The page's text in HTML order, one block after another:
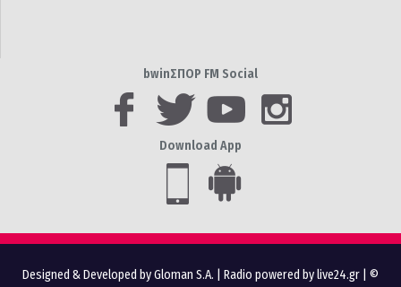
bwinΣΠΟΡ FM Social
Download App
Designed & Developed by Gloman S.A. Radio powered by live24.gr | ©